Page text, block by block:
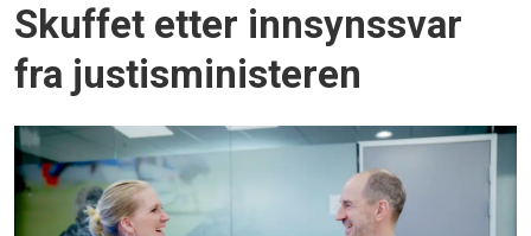
Skuffet etter innsynssvar
fra justisministeren